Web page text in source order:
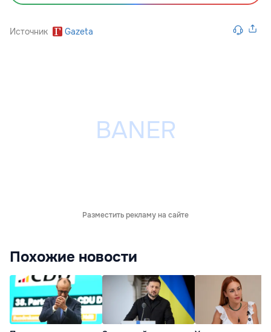
Источник Gazeta
Разместить рекламу на сайте
Похожие новости